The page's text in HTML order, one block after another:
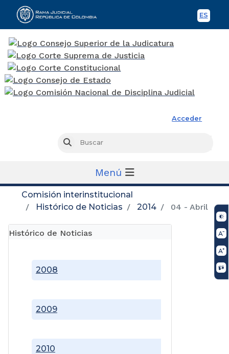
ES
Acceder
Buscar
Menú
Comisión interinstitucional
Histórico de Noticias
2014 04 - Abril
Histórico de Noticias
2008
2009
2010